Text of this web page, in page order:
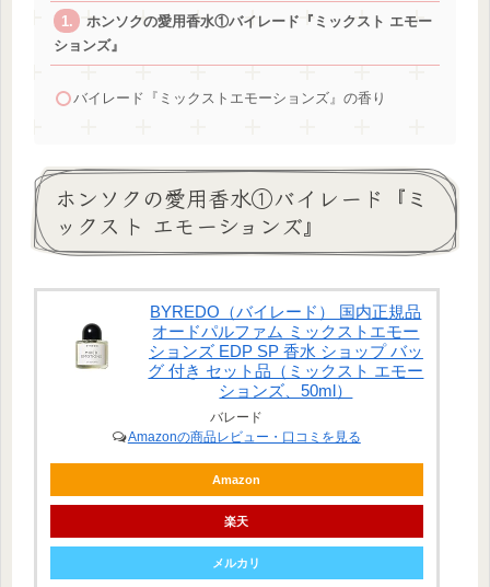
ホンソクの愛用香水①バイレード『ミックスト エモー
ションズ』
バイレード『ミックストエモーションズ』の香り
ホンソクの愛用香水①バイレード『ミ
ックスト エモーションズ』
BYREDO（バイレード） 国内正規品
オードパルファム ミックストエモー
ションズ EDP SP 香水 ショップ バッ
グ 付き セット品（ミックスト エモー
ションズ、50ml）
バレード
Amazonの商品レビュー・口コミを見る
Amazon
楽天
メルカリ